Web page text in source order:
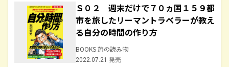
Ｓ０２ 週末だけで７０ヵ国１５９都
市を旅したリーマントラベラーが教え
る自分の時間の作り方
BOOKS 旅の読み物
2022.07.21 発売